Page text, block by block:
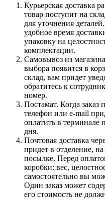
Курьерская доставка
товар поступит на
для уточнения
удобное время
упаковку на
комплектации.
Самовывоз из
выбора появится в
склад, вам придет
обратитесь к
номер.
Постамат. Когда заказ
телефон или e-mail
оплатить в терминале
дня.
Почтовая доставка
придет в отделение,
посылке. Перед
коробки: вес,
самостоятельно вы
Один заказ может
его стоимость не